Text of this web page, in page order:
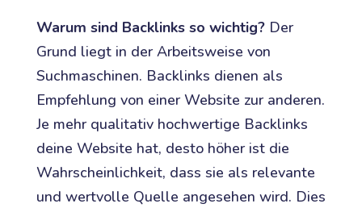
Warum sind Backlinks so wichtig?Der
Grund liegt in der Arbeitsweise von
Suchmaschinen. Backlinks dienen als
Empfehlung von einer Website zur anderen.
Je mehr qualitativ hochwertige Backlinks
deine Website hat, desto höher ist die
Wahrscheinlichkeit, dass sie als relevante
und wertvolle Quelle angesehen wird. Dies